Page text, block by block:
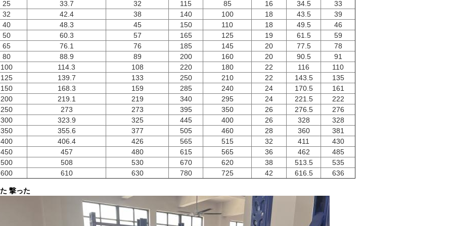
25 33.7 32 115 85 16 34.5
33
32
42.4 38 140 100 18 43.5
39
40
48.3 45 150 110 18 49.5
46
50
60.3 57 165 125 19 61.5
59
65
76.1 76 185 145 20 77.5
78
80
88.9 89 200 160 20 90.5
91
100
114.3 108 220 180 22 116
110
125
139.7 133 250 210 22 143.5
135
150
168.3 159 285 240 24 170.5
161
200
219.1 219 340 295 24 221.5
222
250
273 273 395 350 26 276.5
276
300
323.9 325 445 400 26 328
328
350
355.6 377 505 460 28 360
381
400
406.4 426 565 515 32 411
430
450
457 480 615 565 36 462
485
500
508 530 670 620 38 513.5
535
600
610 630 780 725 42 616.5 636
撃った